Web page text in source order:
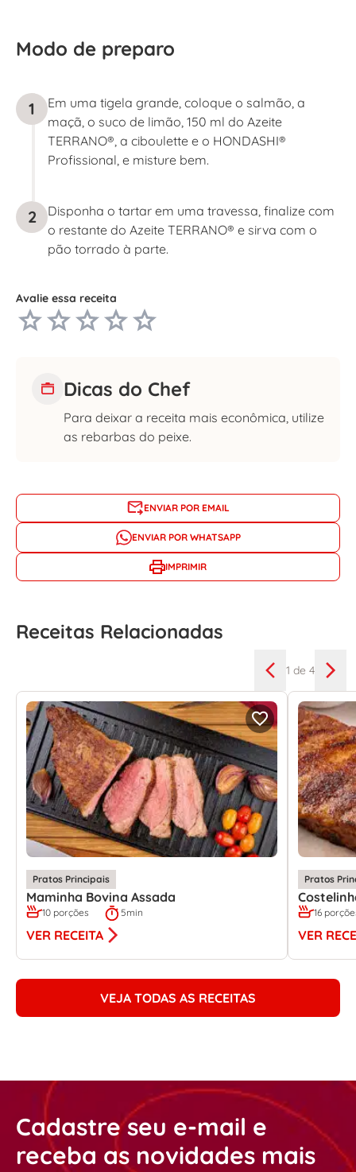
Modo de preparo
1
Em uma tigela grande, coloque o salmão, a
maçã, o suco de limão, 150 ml do Azeite
TERRANO®, a ciboulette e o HONDASHI®
Profissional, e misture bem.
2
Disponha o tartar em uma travessa, finalize com
o restante do Azeite TERRANO® e sirva com o
pão torrado à parte.
Avalie essa receita
Dicas do Chef
Para deixar a receita mais econômica, utilize
as rebarbas do peixe.
ENVIAR POR EMAIL
ENVIAR POR WHATSAPP
IMPRIMIR
Receitas Relacionadas
1 de 4
Pratos Principais
Maminha Bovina Assada
10 porções 5min
VER RECEITA
Pratos
16
VER
VEJA TODAS AS RECEITAS
Cadastre seu e-mail e
receba as novidades mais